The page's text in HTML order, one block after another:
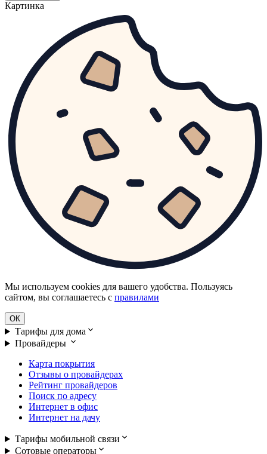
Картинка
Мы используем cookies для вашего удобства. Пользуясь
сайтом, вы соглашаетесь с правилами
ОК
Тарифы для дома
Провайдеры
Карта покрытия
Отзывы о провайдерах
Рейтинг провайдеров
Поиск по адресу
Интернет в офис
Интернет на дачу
Тарифы мобильной связи
Сотовые операторы